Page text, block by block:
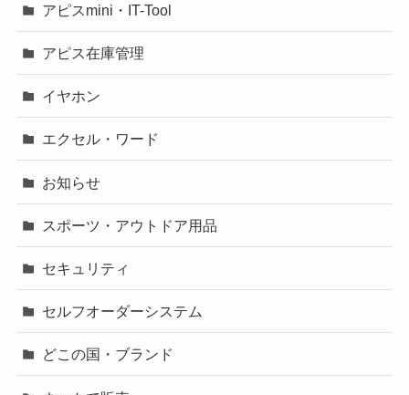
アピスmini・IT-Tool
アピス在庫管理
イヤホン
エクセル・ワード
お知らせ
スポーツ・アウトドア用品
セキュリティ
セルフオーダーシステム
どこの国・ブランド